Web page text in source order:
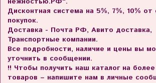
Дисконтная система на 5%, 7%, 10% от
покупок.
Доставка - Почта РФ, Авито доставка,
Транспортные компании.
Все подробности, наличие и цены вы
уточнить в сообщении.
!! Чтобы получить наш каталог на
товаров – напишите нам в личные